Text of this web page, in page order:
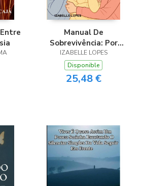
Manual De
Sobrevivência: Por
Huang Renjun
IZABELLE LOPES
Disponible
25,48 €